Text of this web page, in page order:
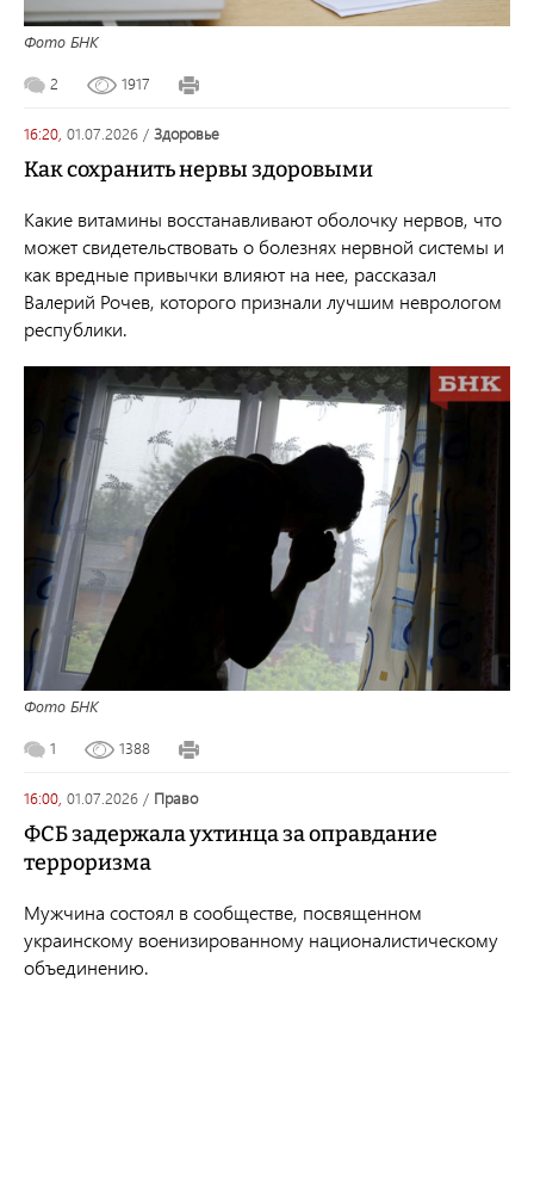
Фото БНК
2 1917
16:20, 01.07.2026 / здоровье
Как сохранить нервы здоровыми
Какие витамины восстанавливают оболочку нервов, что
может свидетельствовать о болезнях нервной системы и
как вредные привычки влияют на нее, рассказал
Валерий Рочев, которого признали лучшим неврологом
республики.
Фото БНК
1 1388
16:00, 01.07.2026 / право
ФСБ задержала ухтинца за оправдание
терроризма
Мужчина состоял в сообществе, посвященном
украинскому военизированному националистическому
объединению.